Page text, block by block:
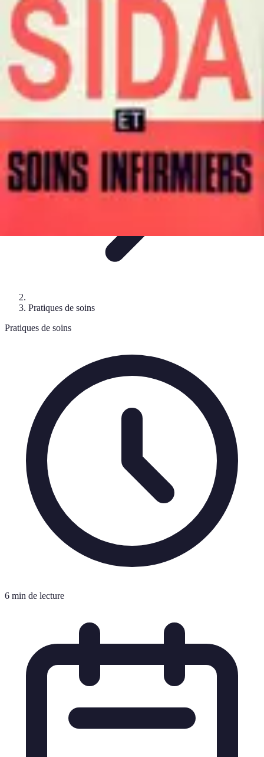
Infirmiers à Domicile
Pratiques et erreurs
Choix de l'infirmier
Technologie et
Innovation
Communication
Infirmiers à Domicile
Pratiques de soins
Pratiques de soins
6 min de lecture